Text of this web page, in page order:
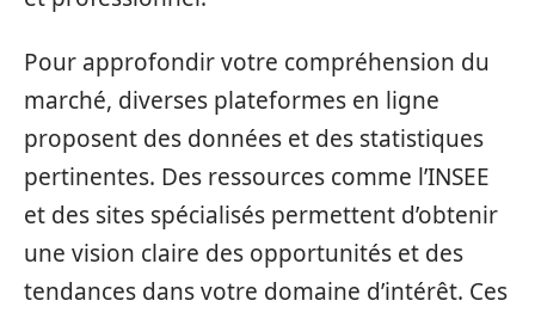
Pour approfondir votre compréhension du
marché, diverses plateformes en ligne
proposent des données et des statistiques
pertinentes. Des ressources comme l’INSEE
et des sites spécialisés permettent d’obtenir
une vision claire des opportunités et des
tendances dans votre domaine d’intérêt. Ces